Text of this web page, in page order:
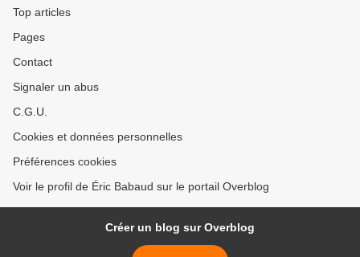
Top articles
Pages
Contact
Signaler un abus
C.G.U.
Cookies et données personnelles
Préférences cookies
Voir le profil de Éric Babaud sur le portail Overblog
Créer un blog sur Overblog